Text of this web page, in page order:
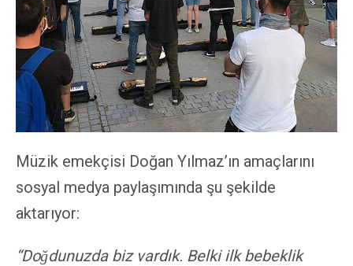
Müzik emekçisi Doğan Yılmaz’ın amaçlarını
sosyal medya paylaşımında şu şekilde
aktarıyor:
“Doğdunuzda biz vardık. Belki ilk bebeklik